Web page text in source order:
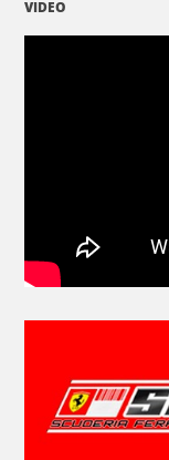
VIDEO